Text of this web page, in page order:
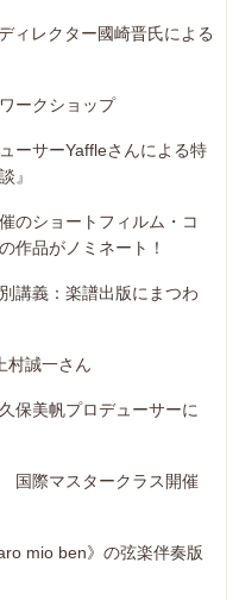
ィレクター國崎晋氏による
ークショップ
ーサーYaffleさんによる特
』
のショートフィルム・コ
作品がノミネート！
講義：楽譜出版にまつわ
村誠一さん
保美帆プロデューサーに
国際マスタークラス開催
mio ben》の弦楽伴奏版